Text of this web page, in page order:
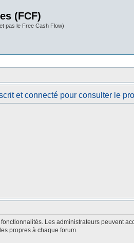
(FCF)
pas le Free Cash Flow)
et connecté pour consulter le
Les administrateurs peuvent
propres à chaque forum.